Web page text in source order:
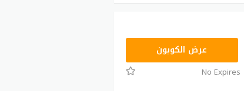
عرض الكوبون
No Expires